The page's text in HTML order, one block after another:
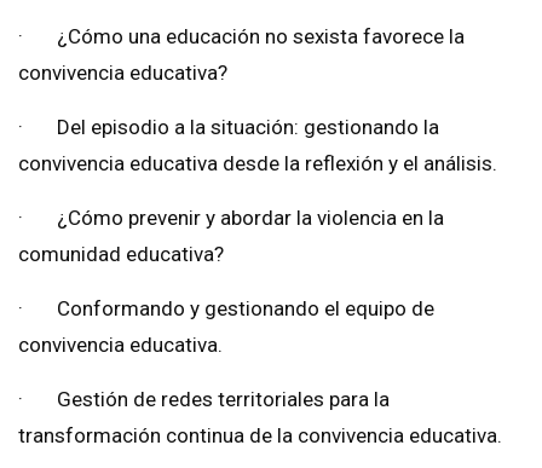
· ¿Cómo una educación no sexista favorece la
convivencia educativa?
· Del episodio a la situación: gestionando la
convivencia educativa desde la reflexión y el análisis.
· ¿Cómo prevenir y abordar la violencia en la
comunidad educativa?
· Conformando y gestionando el equipo de
convivencia educativa.
· Gestión de redes territoriales para la
transformación continua de la convivencia educativa.